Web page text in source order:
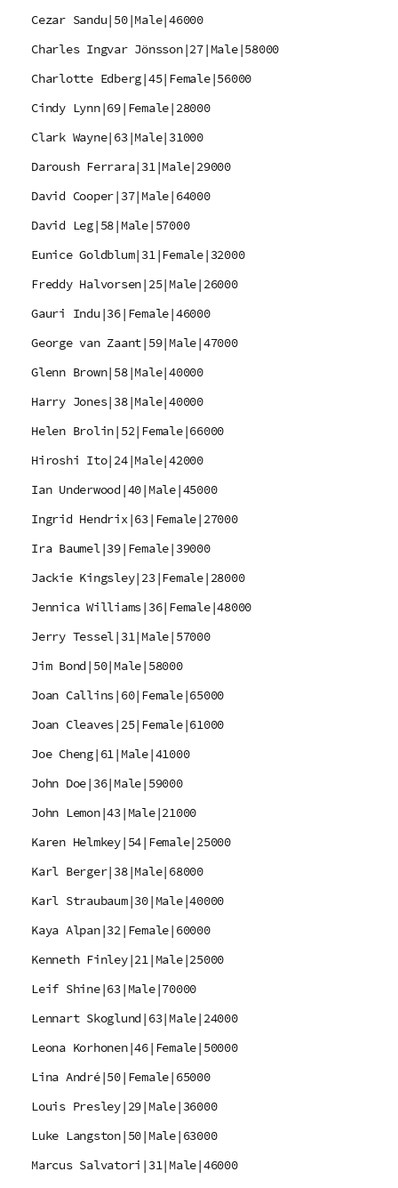
Cezar Sandu|50|Male|46000
Charles Ingvar Jönsson|27|Male|58000
Charlotte Edberg|45|Female|56000
Cindy Lynn|69|Female|28000
Clark Wayne|63|Male|31000
Daroush Ferrara|31|Male|29000
David Cooper|37|Male|64000
David Leg|58|Male|57000
Eunice Goldblum|31|Female|32000
Freddy Halvorsen|25|Male|26000
Gauri Indu|36|Female|46000
George van Zaant|59|Male|47000
Glenn Brown|58|Male|40000
Harry Jones|38|Male|40000
Helen Brolin|52|Female|66000
Hiroshi Ito|24|Male|42000
Ian Underwood|40|Male|45000
Ingrid Hendrix|63|Female|27000
Ira Baumel|39|Female|39000
Jackie Kingsley|23|Female|28000
Jennica Williams|36|Female|48000
Jerry Tessel|31|Male|57000
Jim Bond|50|Male|58000
Joan Callins|60|Female|65000
Joan Cleaves|25|Female|61000
Joe Cheng|61|Male|41000
John Doe|36|Male|59000
John Lemon|43|Male|21000
Karen Helmkey|54|Female|25000
Karl Berger|38|Male|68000
Karl Straubaum|30|Male|40000
Kaya Alpan|32|Female|60000
Kenneth Finley|21|Male|25000
Leif Shine|63|Male|70000
Lennart Skoglund|63|Male|24000
Leona Korhonen|46|Female|50000
Lina André|50|Female|65000
Louis Presley|29|Male|36000
Luke Langston|50|Male|63000
Marcus Salvatori|31|Male|46000